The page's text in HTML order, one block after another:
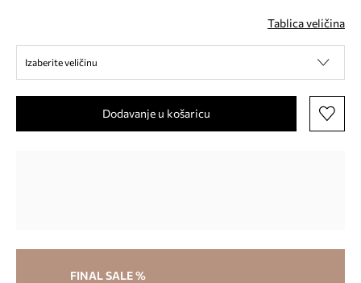
Tablica veličina
Izaberite veličinu
Dodavanje u košaricu
FINAL SALE %